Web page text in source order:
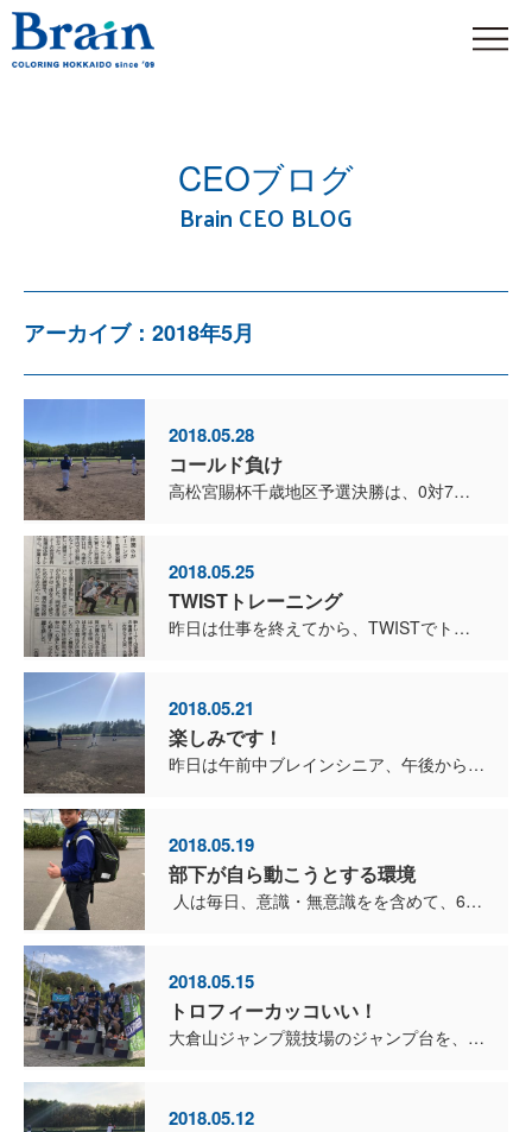
CEOブログ
Brain CEO BLOG
アーカイブ：2018年5月
2018.05.28
コールド負け
高松宮賜杯千歳地区予選決勝は、0対7で、6回コールド負け！ 新入部員を中心にメンバーを構成しましたが、四死球7つ、エラー4つが失点に繋がり大敗しました。 打線もチャンスは作るのですが、タイ...
2018.05.25
TWISTトレーニング
昨日は仕事を終えてから、TWISTでトレーニングをしてきました。 TWISTは、ブレインスポーツマネジメントの事業部の一つです。 2016年の12月にオープンしてまだ1年半ですが、順調に会...
2018.05.21
楽しみです！
昨日は午前中ブレインシニア、午後からはブレインの練習でした。 2週間後には第1回全日本シニア軟式選手権（岡山県倉敷市）、来週は高松宮賜杯千歳地区決勝です。 全日本シニアは仕事の関係...
2018.05.19
部下が自ら動こうとする環境
人は毎日、意識・無意識をを含めて、6万回の決断をしているそうです。 決断とは決めて断ち切る、要するに過去に決別して未来に変化を起こすことで、結果を引き受ける覚悟という意味付けです。 ...
2018.05.15
トロフィーカッコいい！
大倉山ジャンプ競技場のジャンプ台を、着地ゾーンから頂上まで駆け上がる世界一過酷な４００メートル走「レッドブル４００」 400メートルリレー男子と400mリレーオープン（男女混合）に、TW...
2018.05.12